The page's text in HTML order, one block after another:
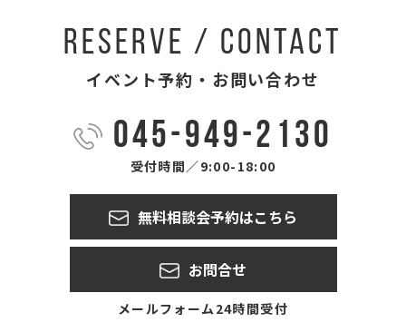
RESERVE / CONTACT
イベント予約・お問い合わせ
045-949-2130
受付時間／9:00-18:00
無料相談会予約はこちら
お問合せ
メールフォーム24時間受付